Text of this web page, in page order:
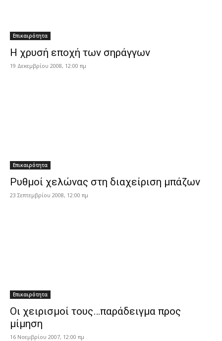
Επικαιρότητα
H χρυσή εποχή των σηράγγων
19 Δεκεμβρίου 2008, 12:00 πμ
Επικαιρότητα
Ρυθμοί χελώνας στη διαχείριση μπάζων
23 Σεπτεμβρίου 2008, 12:00 πμ
Επικαιρότητα
Οι χειρισμοί τους…παράδειγμα προς
μίμηση
16 Νοεμβρίου 2007, 12:00 πμ